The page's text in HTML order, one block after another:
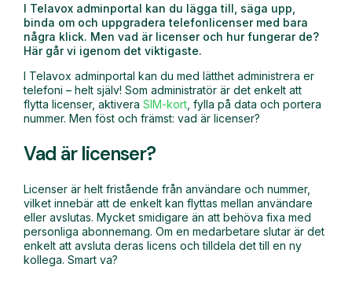
I Telavox adminportal kan du lägga till, säga upp,
binda om och uppgradera telefonlicenser med bara
några klick. Men vad är licenser och hur fungerar de?
Här går vi igenom det viktigaste.
I Telavox adminportal kan du med lätthet administrera er
telefoni – helt själv! Som administratör är det enkelt att
flytta licenser, aktivera SIM-kort , fylla på data och portera
nummer. Men föst och främst: vad är licenser?
Vad är licenser?
Licenser är helt fristående från användare och nummer,
vilket innebär att de enkelt kan flyttas mellan användare
eller avslutas. Mycket smidigare än att behöva fixa med
personliga abonnemang. Om en medarbetare slutar är det
enkelt att avsluta deras licens och tilldela det till en ny
kollega. Smart va?